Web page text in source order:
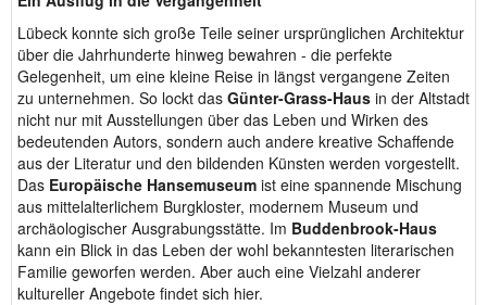
Lübeck konnte sich große Teile seiner ursprünglichen Architektur
über die Jahrhunderte hinweg bewahren - die perfekte
Gelegenheit, um eine kleine Reise in längst vergangene Zeiten
zu unternehmen. So lockt das Günter-Grass-Haus in der Altstadt
nicht nur mit Ausstellungen über das Leben und Wirken des
bedeutenden Autors, sondern auch andere kreative Schaffende
aus der Literatur und den bildenden Künsten werden vorgestellt.
Das Europäische Hansemuseum ist eine spannende Mischung
aus mittelalterlichem Burgkloster, modernem Museum und
archäologischer Ausgrabungsstätte. Im Buddenbrook-Haus
kann ein Blick in das Leben der wohl bekanntesten literarischen
Familie geworfen werden. Aber auch eine Vielzahl anderer
kultureller Angebote findet sich hier.